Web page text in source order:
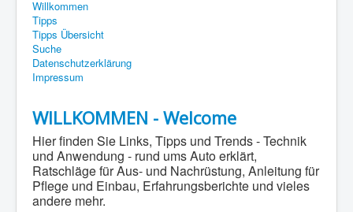
Willkommen
Tipps
Tipps Übersicht
Suche
Datenschutzerklärung
Impressum
WILLKOMMEN - Welcome
Hier finden Sie Links, Tipps und Trends - Technik
und Anwendung - rund ums Auto erklärt,
Ratschläge für Aus- und Nachrüstung, Anleitung für
Pflege und Einbau, Erfahrungsberichte und vieles
andere mehr.